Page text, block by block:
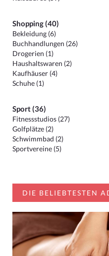
Shopping (40)
Bekleidung (6)
Buchhandlungen (26)
Drogerien (1)
Haushaltswaren (2)
Kaufhäuser (4)
Schuhe (1)
Sport (36)
Fitnessstudios (27)
Golfplätze (2)
Schwimmbad (2)
Sportvereine (5)
DIE BELIEBTESTEN